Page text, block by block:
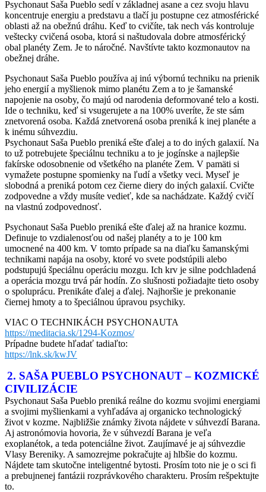
Psychonaut Saša Pueblo sedí v základnej asane a cez svoju hlavu
koncentruje energiu a predstavu a tlačí ju postupne cez atmosférické
oblasti až na obežnú dráhu. Keď to cvičíte, tak nech vás kontroluje
veštecky cvičená osoba, ktorá si naštudovala dobre atmosférický
obal planéty Zem. Je to náročné. Navštívte takto kozmonautov na
obežnej dráhe.
Psychonaut Saša Pueblo používa aj inú výbornú techniku na prienik
jeho energií a myšlienok mimo planétu Zem a to je šamanské
napojenie na osoby, čo majú od narodenia deformované telo a kosti.
Ide o techniku, keď si vsugerujete a na 100% uveríte, že ste sám
znetvorená osoba. Každá znetvorená osoba preniká k inej planéte a
k inému súhvezdiu.
Psychonaut Saša Pueblo preniká ešte ďalej a to do iných galaxií. Na
to už potrebujete špeciálnu techniku a to je jogínske a najlepšie
fakírske odosobnenie od všetkého na planéte Zem. V pamäti si
vymažete postupne spomienky na ľudí a všetky veci. Myseľ je
slobodná a preniká potom cez čierne diery do iných galaxií. Cvičte
zodpovedne a vždy musíte vedieť, kde sa nachádzate. Každý cvičí
na vlastnú zodpovednosť.
Psychonaut Saša Pueblo preniká ešte ďalej až na hranice kozmu.
Definuje to vzdialenosťou od našej planéty a to je 100 km
umocnené na 400 km. V tomto prípade sa na diaľku šamanskými
technikami napája na osoby, ktoré vo svete podstúpili alebo
podstupujú špeciálnu operáciu mozgu. Ich krv je silne podchladená
a operácia mozgu trvá pár hodín. Zo slušnosti požiadajte tieto osoby
o spoluprácu. Prenikáte ďalej a ďalej. Najhoršie je prekonanie
čiernej hmoty a to špeciálnou úpravou psychiky.
VIAC O TECHNIKÁCH PSYCHONAUTA
https://meditacia.sk/1294-Kozmos/
Prípadne budete hľadať tadiaľto:
https://lnk.sk/kwJV
2. SAŠA PUEBLO PSYCHONAUT – KOZMICKÉ
CIVILIZÁCIE
Psychonaut Saša Pueblo preniká reálne do kozmu svojimi energiami
a svojimi myšlienkami a vyhľadáva aj organicko technologický
život v kozme. Najbližšie známky života nájdete v súhvezdí Barana.
Aj astronómovia hovoria, že v súhvezdí Barana je veľa
exoplanétok, a teda potenciálne život. Zaujímavé je aj súhvezdie
Vlasy Bereniky. A samozrejme pokračujte aj hlbšie do kozmu.
Nájdete tam skutočne inteligentné bytosti. Prosím toto nie je o sci fi
a prebujnenej fantázii rozprávkového charakteru. Prosím rešpektujte
to.